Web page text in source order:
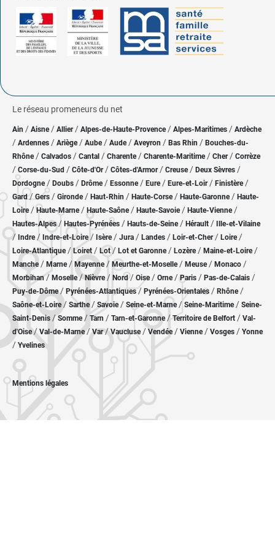
Le réseau promeneurs du net
Ain / Aisne/ Allier/ Alpes-de-Haute-Provence / Alpes-Maritimes / Ardèche
/ Ardennes / Ariège/ Aube/ Aude / Aveyron / Bas Rhin / Bouches-du-
Rhône/ Calvados / Cantal / Charente / Charente-Maritime/ Cher / Corrèze
/ Corse-du-Sud / Côte-d'Or / Côtes-d'Armor/ Creuse/ Deux Sèvres /
Dordogne/ Doubs / Drôme/ Essonne / Eure/ Eure-et-Loir / Finistère/
Gard/Gers / Gironde/ Haut-Rhin / Haute-Corse/ Haute-Garonne/ Haute-
Loire/Haute-Marne/ Haute-Saône/ Haute-Savoie/ Haute-Vienne/
Hautes-Alpes/ Hautes-Pyrénées / Hauts-de-Seine/ Hérault / Ille-et-Vilaine
/ Indre/ Indre-et-Loire/ Isère/ Jura / Landes / Loir-et-Cher/ Loire/
Loire-Atlantique/ Loiret / Lot/ Lot et Garonne/ Lozère / Maine-et-Loire/
Manche/ Marne/ Mayenne/ Meurthe-et-Moselle/ Meuse/ Monaco /
Morbihan/ Moselle/ Nièvre / Nord/ Oise / Orne/Paris / Pas-de-Calais /
Puy-de-Dôme/ Pyrénées-Atlantiques / Pyrénées-Orientales / Rhône/
Saône-et-Loire/ Sarthe/ Savoie/ Seine-et-Marne/ Seine-Maritime/ Seine-
Saint-Denis /Somme/ Tarn / Tarn-et-Garonne/Territoire de Belfort / Val-
d'Oise/ Val-de-Marne/Var/Vaucluse/ Vendée/ Vienne/ Vosges / Yonne
/ Yvelines
Mentions légales